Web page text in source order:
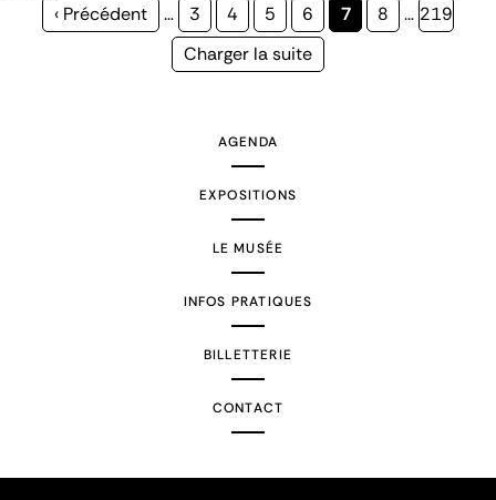
Page
‹ Précédent … Page
3 Page
4 Page
5 Page
6
Page
7 Page
8 … Page
219
Page
Charger la suite
AGENDA
EXPOSITIONS
LE MUSÉE
INFOS PRATIQUES
BILLETTERIE
CONTACT